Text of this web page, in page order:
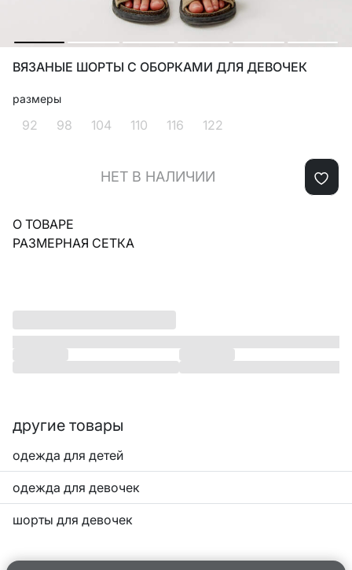
ВЯЗАНЫЕ ШОРТЫ С ОБОРКАМИ ДЛЯ ДЕВОЧЕК
размеры
92 98 104 110 116 122
НЕТ В НАЛИЧИИ
О ТОВАРЕ
РАЗМЕРНАЯ СЕТКА
другие товары
одежда для детей
одежда для девочек
шорты для девочек